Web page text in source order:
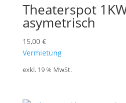
Theaterspot
asymetrisch
15,00 €
Vermietung
exkl. 19 % MwSt.